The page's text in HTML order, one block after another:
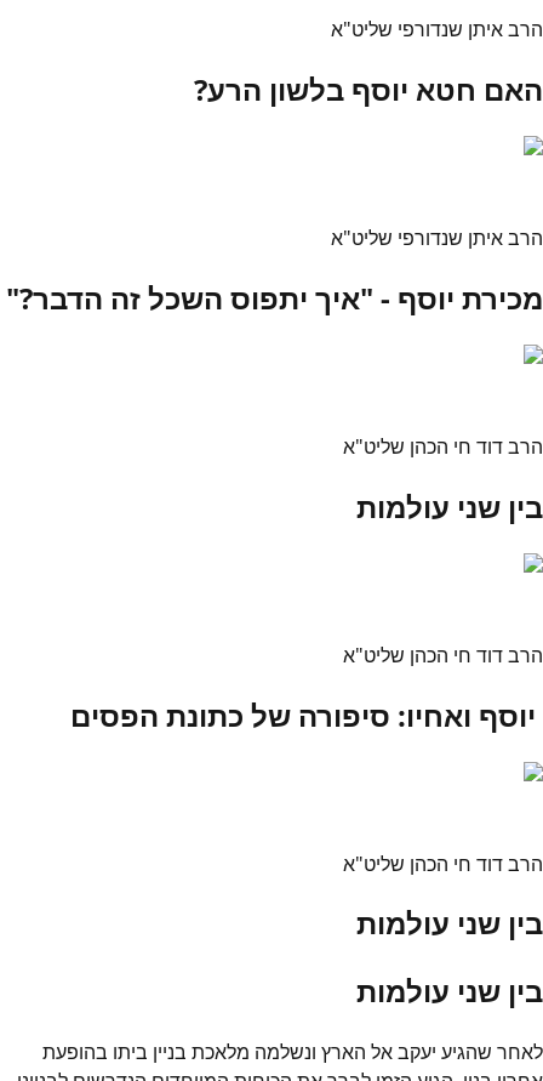
הרב איתן שנדורפי שליט"א
האם חטא יוסף בלשון הרע?
הרב איתן שנדורפי שליט"א
מכירת יוסף - "איך יתפוס השכל זה הדבר?"
הרב דוד חי הכהן שליט"א
בין שני עולמות
הרב דוד חי הכהן שליט"א
יוסף ואחיו: סיפורה של כתונת הפסים
הרב דוד חי הכהן שליט"א
בין שני עולמות
בין שני עולמות
לאחר שהגיע יעקב אל הארץ ונשלמה מלאכת בניין ביתו בהופעת